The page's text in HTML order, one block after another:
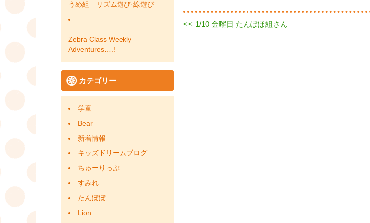
うめ組 リズム遊び·線遊び
Zebra Class Weekly
Adventures….!
カテゴリー
学童
Bear
新着情報
キッズドリームブログ
ちゅーりっぷ
すみれ
たんぽぽ
Lion
投
Previous
<< 1/10 金曜日 たんぽぽ組さん